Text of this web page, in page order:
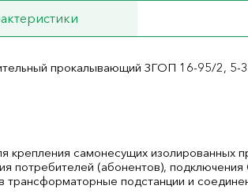
прокалывающий ЗГОП 16-95/2, 5-
крепления самонесущих изолированных
потребителей (абонентов),
трансформаторные подстанции и